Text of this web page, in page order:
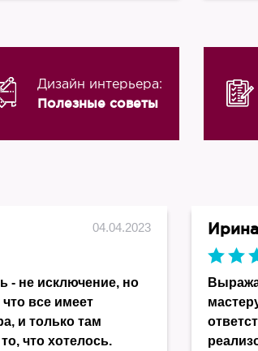
Дизайн интерьера:
Полезные советы
04.04.2023
- не исключение, но
все имеет
и только там
что хотелось.
Ирина